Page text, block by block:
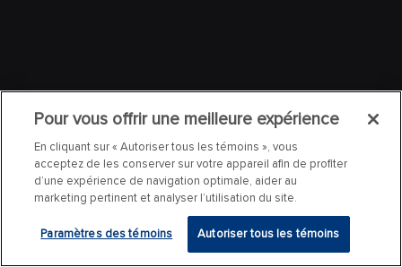
Pour vous offrir une meilleure expérience
En cliquant sur « Autoriser tous les témoins », vous
acceptez de les conserver sur votre appareil afin de profiter
d’une expérience de navigation optimale, aider au
marketing pertinent et analyser l’utilisation du site.
Paramètres des témoins Autoriser tous les témoins